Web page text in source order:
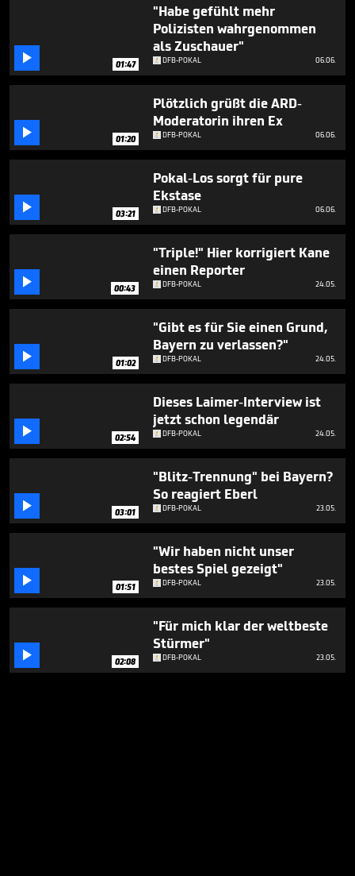
 01:47
"Habe gefühlt mehr
Polizisten wahrgenommen
als Zuschauer"
DFB-POKAL 06.06.
 01:20
Plötzlich grüßt die ARD-
Moderatorin ihren Ex
DFB-POKAL 06.06.
 03:21
Pokal-Los sorgt für pure
Ekstase
DFB-POKAL 06.06.
 00:43
"Triple!" Hier korrigiert Kane
einen Reporter
DFB-POKAL 24.05.
 01:02
"Gibt es für Sie einen Grund,
Bayern zu verlassen?"
DFB-POKAL 24.05.
 02:54
Dieses Laimer-Interview ist
jetzt schon legendär
DFB-POKAL 24.05.
 03:01
"Blitz-Trennung" bei Bayern?
So reagiert Eberl
DFB-POKAL 23.05.
 01:51
"Wir haben nicht unser
bestes Spiel gezeigt"
DFB-POKAL 23.05.
 02:08
"Für mich klar der weltbeste
Stürmer"
DFB-POKAL 23.05.